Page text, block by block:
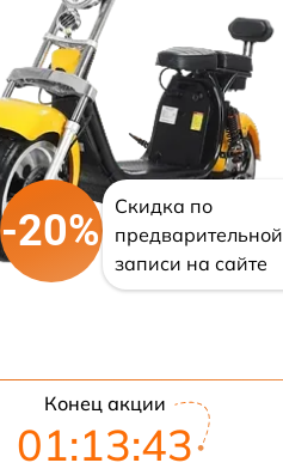
-20%
Скидка по
предварительной
записи на сайте
Конец акции
01:13:42